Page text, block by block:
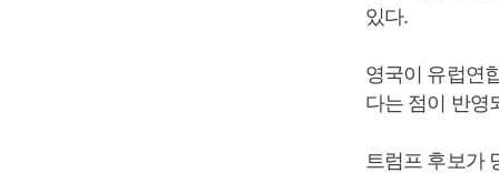
있다.
영국이 유럽연
다는 점이 반영
트럼프 후보가